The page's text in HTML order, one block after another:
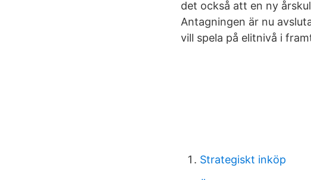
det också att en ny
Antagningen är nu
vill spela på elitnivå i
Strategiskt inköp